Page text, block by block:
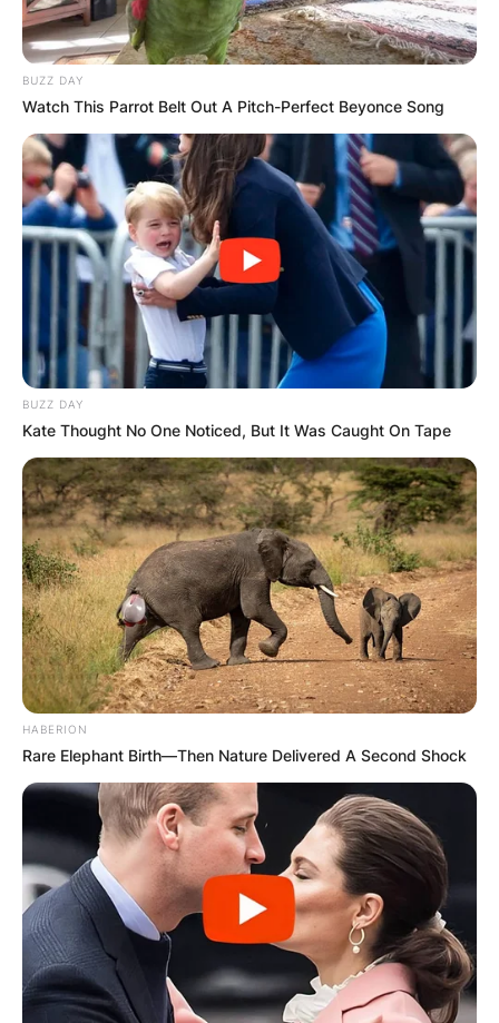
Повик до сите верници: Да
помогнеме во изградбата на
храмот „Свети Трифун“
Хуманитарен повик: Да ја
обновиме заедно црквата „Св.
Троица“
BUZZ DAY
Watch This Parrot Belt Out A Pitch-Perfect Beyonce Song
BUZZ DAY
Kate Thought No One Noticed, But It Was Caught On Tape
HABERION
Rare Elephant Birth—Then Nature Delivered A Second Shock